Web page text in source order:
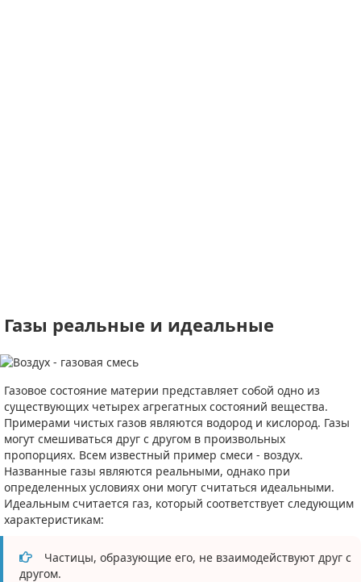
Газы реальные и идеальные
Газовое состояние материи представляет собой одно из
существующих четырех агрегатных состояний вещества.
Примерами чистых газов являются водород и кислород. Газы
могут смешиваться друг с другом в произвольных
пропорциях. Всем известный пример смеси - воздух.
Названные газы являются реальными, однако при
определенных условиях они могут считаться идеальными.
Идеальным считается газ, который соответствует следующим
характеристикам:
Частицы, образующие его, не взаимодействуют друг с
другом.